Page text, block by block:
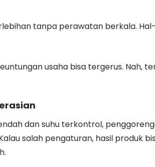
tanpa perawatan berkala.
usaha bisa tergerus. Nah,
dan suhu terkontrol,
salah pengaturan, hasil produk